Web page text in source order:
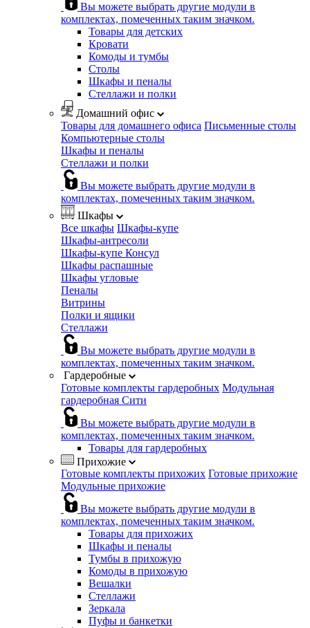
Вы можете выбрать другие модули в
комплектах, помеченных таким значком.
Товары для детских
Кровати
Комоды и тумбы
Столы
Шкафы и пеналы
Стеллажи и полки
Домашний офис
Товары для домашнего офиса Письменные столы
Компьютерные столы
Шкафы и пеналы
Стеллажи и полки
Вы можете выбрать другие модули в
комплектах, помеченных таким значком.
Шкафы
Все шкафы Шкафы-купе
Шкафы-антресоли
Шкафы-купе Консул
Шкафы распашные
Шкафы угловые
Пеналы
Витрины
Полки и ящики
Стеллажи
Вы можете выбрать другие модули в
комплектах, помеченных таким значком.
Гардеробные
Готовые комплекты гардеробных Модульная
гардеробная Сити
Вы можете выбрать другие модули в
комплектах, помеченных таким значком.
Товары для гардеробных
Прихожие
Готовые комплекты прихожих Готовые прихожие
Модульные прихожие
Вы можете выбрать другие модули в
комплектах, помеченных таким значком.
Товары для прихожих
Шкафы и пеналы
Тумбы в прихожую
Комоды в прихожую
Вешалки
Стеллажи
Зеркала
Пуфы и банкетки